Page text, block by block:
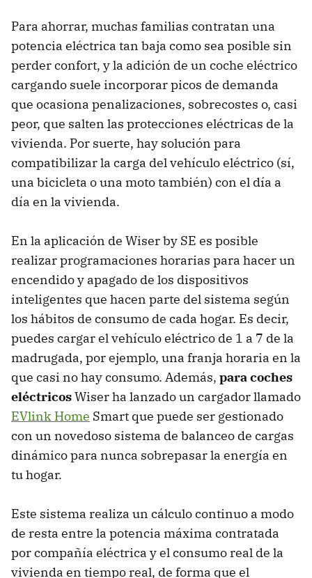
Para ahorrar, muchas familias contratan una
potencia eléctrica tan baja como sea posible sin
perder confort, y la adición de un coche eléctrico
cargando suele incorporar picos de demanda
que ocasiona penalizaciones, sobrecostes o, casi
peor, que salten las protecciones eléctricas de la
vivienda. Por suerte, hay solución para
compatibilizar la carga del vehículo eléctrico (sí,
una bicicleta o una moto también) con el día a
día en la vivienda.
En la aplicación de Wiser by SE es posible
realizar programaciones horarias para hacer un
encendido y apagado de los dispositivos
inteligentes que hacen parte del sistema según
los hábitos de consumo de cada hogar. Es decir,
puedes cargar el vehículo eléctrico de 1 a 7 de la
madrugada, por ejemplo, una franja horaria en la
que casi no hay consumo. Además, para coches
eléctricosWiser ha lanzado un cargador llamado
EVlink Home Smart que puede ser gestionado
con un novedoso sistema de balanceo de cargas
dinámico para nunca sobrepasar la energía en
tu hogar.
Este sistema realiza un cálculo continuo a modo
de resta entre la potencia máxima contratada
por compañía eléctrica y el consumo real de la
vivienda en tiempo real, de forma que el